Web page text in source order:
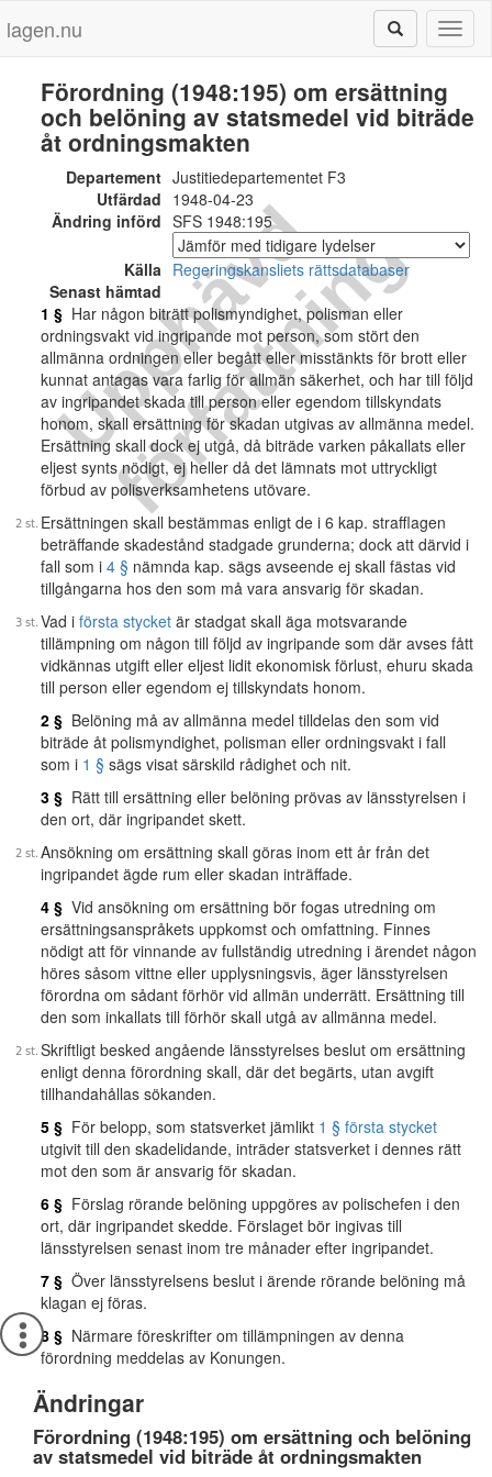
lagen.nu
U
p
p
h
ä
v
d
f
ö
r
f
a
t
t
n
i
n
g
Förordning (1948:195) om ersättning
och belöning av statsmedel vid biträde
åt ordningsmakten
Departement Justitiedepartementet F3
Utfärdad 1948-04-23
Ändring införd SFS 1948:195
Källa Regeringskansliets rättsdatabaser
Senast hämtad
1 § Har någon biträtt polismyndighet, polisman eller
ordningsvakt vid ingripande mot person, som stört den
allmänna ordningen eller begått eller misstänkts för brott eller
kunnat antagas vara farlig för allmän säkerhet, och har till följd
av ingripandet skada till person eller egendom tillskyndats
honom, skall ersättning för skadan utgivas av allmänna medel.
Ersättning skall dock ej utgå, då biträde varken påkallats eller
eljest synts nödigt, ej heller då det lämnats mot uttryckligt
förbud av polisverksamhetens utövare.
Ersättningen skall bestämmas enligt de i 6 kap. strafflagen
beträffande skadestånd stadgade grunderna; dock att därvid i
fall som i 4 § nämnda kap. sägs avseende ej skall fästas vid
tillgångarna hos den som må vara ansvarig för skadan.
Vad i första stycket är stadgat skall äga motsvarande
tillämpning om någon till följd av ingripande som där avses fått
vidkännas utgift eller eljest lidit ekonomisk förlust, ehuru skada
till person eller egendom ej tillskyndats honom.
2 § Belöning må av allmänna medel tilldelas den som vid
biträde åt polismyndighet, polisman eller ordningsvakt i fall
som i 1 § sägs visat särskild rådighet och nit.
3 § Rätt till ersättning eller belöning prövas av länsstyrelsen i
den ort, där ingripandet skett.
Ansökning om ersättning skall göras inom ett år från det
ingripandet ägde rum eller skadan inträffade.
4 § Vid ansökning om ersättning bör fogas utredning om
ersättningsanspråkets uppkomst och omfattning. Finnes
nödigt att för vinnande av fullständig utredning i ärendet någon
höres såsom vittne eller upplysningsvis, äger länsstyrelsen
förordna om sådant förhör vid allmän underrätt. Ersättning till
den som inkallats till förhör skall utgå av allmänna medel.
Skriftligt besked angående länsstyrelses beslut om ersättning
enligt denna förordning skall, där det begärts, utan avgift
tillhandahållas sökanden.
5 § För belopp, som statsverket jämlikt 1 § första stycket
utgivit till den skadelidande, inträder statsverket i dennes rätt
mot den som är ansvarig för skadan.
6 § Förslag rörande belöning uppgöres av polischefen i den
ort, där ingripandet skedde. Förslaget bör ingivas till
länsstyrelsen senast inom tre månader efter ingripandet.
7 § Över länsstyrelsens beslut i ärende rörande belöning må
klagan ej föras.
8 § Närmare föreskrifter om tillämpningen av denna
förordning meddelas av Konungen.
Ändringar
Förordning (1948:195) om ersättning och belöning
av statsmedel vid biträde åt ordningsmakten